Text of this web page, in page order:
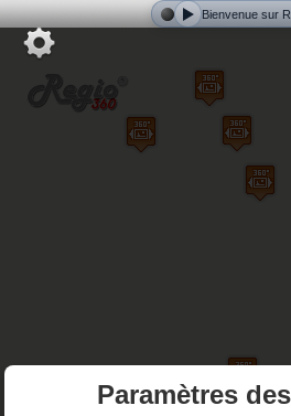
Bienvenue sur
Paramètres